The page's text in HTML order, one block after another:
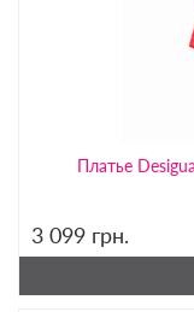
Платье
3 099 грн.